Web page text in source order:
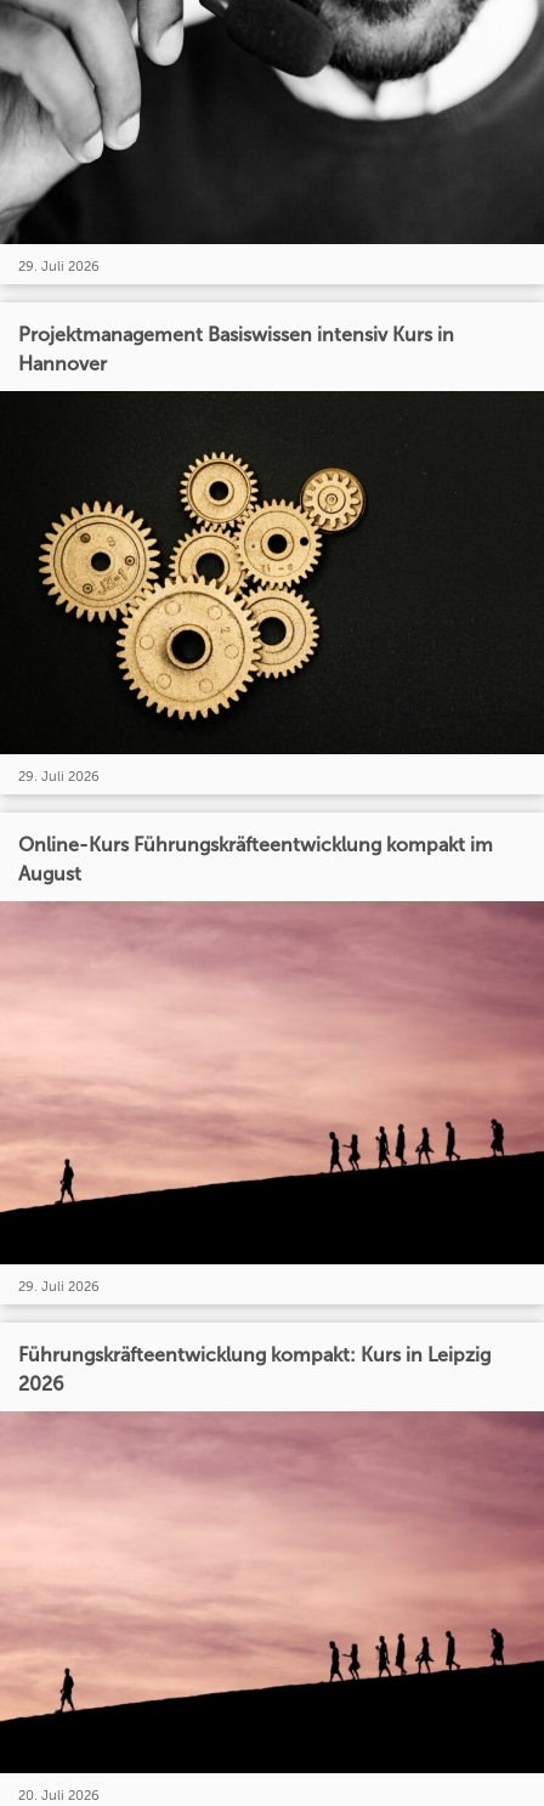
29. Juli 2026
Projektmanagement Basiswissen intensiv Kurs in
Hannover
29. Juli 2026
Online-Kurs Führungskräfteentwicklung kompakt im
August
29. Juli 2026
Führungskräfteentwicklung kompakt: Kurs in Leipzig
2026
20. Juli 2026